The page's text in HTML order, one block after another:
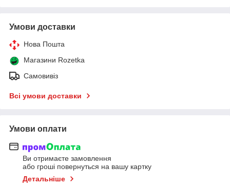
Умови доставки
Нова Пошта
Магазини Rozetka
Самовивіз
Всі умови доставки
Умови оплати
Ви отримаєте замовлення
або гроші повернуться на вашу картку
Детальніше